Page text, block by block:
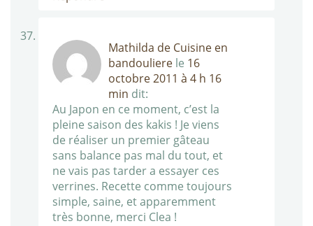
Mathilda de Cuisine en
bandouliere le 16
octobre 2011 à 4 h 16
min dit:
Au Japon en ce moment, c’est la
pleine saison des kakis ! Je viens
de réaliser un premier gâteau
sans balance pas mal du tout, et
ne vais pas tarder a essayer ces
verrines. Recette comme toujours
simple, saine, et apparemment
très bonne, merci Clea !